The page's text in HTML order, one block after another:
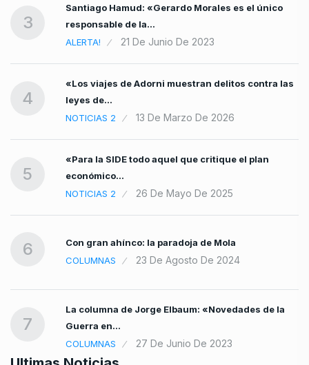
3
Santiago Hamud: «Gerardo Morales es el único
responsable de la…
ALERTA!
21 De Junio De 2023
4
«Los viajes de Adorni muestran delitos contra las
leyes de…
NOTICIAS 2
13 De Marzo De 2026
5
«Para la SIDE todo aquel que critique el plan
económico…
NOTICIAS 2
26 De Mayo De 2025
6
Con gran ahínco: la paradoja de Mola
COLUMNAS
23 De Agosto De 2024
7
La columna de Jorge Elbaum: «Novedades de la
Guerra en…
COLUMNAS
27 De Junio De 2023